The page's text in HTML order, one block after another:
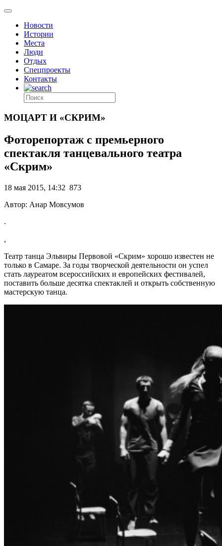
Новости
Истории
Места
Люди
Отдых
Спецпроекты
Контакты
МОЦАРТ И «СКРИМ»
Фоторепортаж с премьерного
спектакля танцевального театра
«Скрим»
18 мая 2015, 14:32 873
Автор: Анар Мовсумов
.
,
Театр танца Эльвиры Первовой «Скрим» хорошо известен не
только в Самаре. За годы творческой деятельности он успел
стать лауреатом всероссийских и европейских фестивалей,
поставить больше десятка спектаклей и открыть собственную
мастерскую танца.